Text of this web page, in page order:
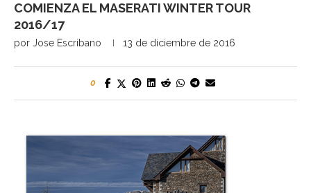
COMIENZA EL MASERATI WINTER TOUR
2016/17
por Jose Escribano 13 de diciembre de 2016
0